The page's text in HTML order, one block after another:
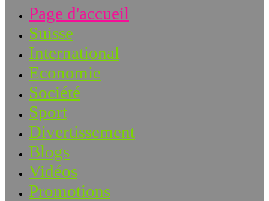
Page d'accueil
Suisse
International
Economie
Société
Sport
Divertissement
Blogs
Vidéos
Promotions